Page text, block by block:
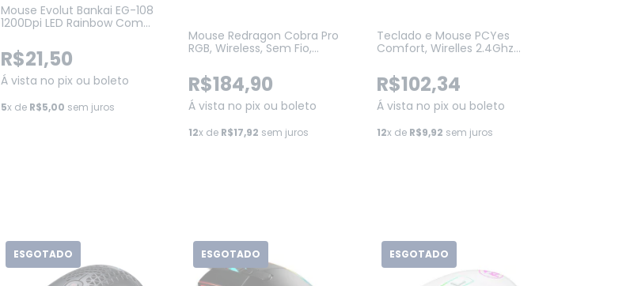
Mouse Evolut Bankai EG-108
1200Dpi LED Rainbow Com
R$21,50
Á vista no pix ou boleto
5x de R$5,00 sem juros
Mouse Redragon Cobra Pro
RGB, Wireless, Sem Fio,
Programáveis, Black (M711-
PRO)
R$184,90
Á vista no pix ou boleto
12x de R$17,92 sem juros
Teclado e Mouse PCYes
Comfort, Wirelles 2.4Ghz
(PCOCWAB)
R$102,34
Á vista no pix ou boleto
12x de R$9,92 sem juros
ESGOTADO ESGOTADO ESGOTADO